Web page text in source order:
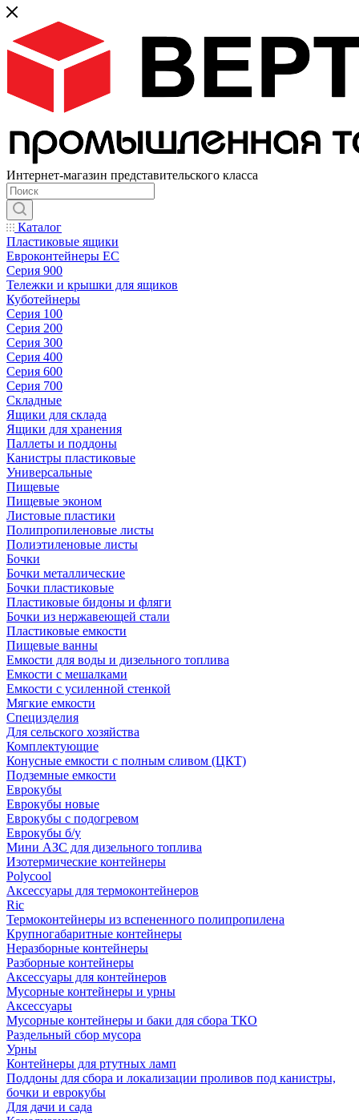
Интернет-магазин представительского класса
Каталог
Пластиковые ящики
Евроконтейнеры ЕС
Серия 900
Тележки и крышки для ящиков
Куботейнеры
Серия 100
Серия 200
Серия 300
Серия 400
Серия 600
Серия 700
Складные
Ящики для склада
Ящики для хранения
Паллеты и поддоны
Канистры пластиковые
Универсальные
Пищевые
Пищевые эконом
Листовые пластики
Полипропиленовые листы
Полиэтиленовые листы
Бочки
Бочки металлические
Бочки пластиковые
Пластиковые бидоны и фляги
Бочки из нержавеющей стали
Пластиковые емкости
Пищевые ванны
Емкости для воды и дизельного топлива
Емкости с мешалками
Емкости с усиленной стенкой
Мягкие емкости
Специзделия
Для сельского хозяйства
Комплектующие
Конусные емкости с полным сливом (ЦКТ)
Подземные емкости
Еврокубы
Еврокубы новые
Еврокубы с подогревом
Еврокубы б/у
Мини АЗС для дизельного топлива
Изотермические контейнеры
Polycool
Аксессуары для термоконтейнеров
Ric
Термоконтейнеры из вспененного полипропилена
Крупногабаритные контейнеры
Неразборные контейнеры
Разборные контейнеры
Аксессуары для контейнеров
Мусорные контейнеры и урны
Аксессуары
Мусорные контейнеры и баки для сбора ТКО
Раздельный сбор мусора
Урны
Контейнеры для ртутных ламп
Поддоны для сбора и локализации проливов под канистры,
бочки и еврокубы
Для дачи и сада